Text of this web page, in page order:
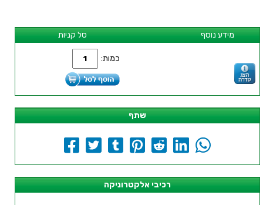
סל קניות מידע נוסף
כמות:
שתף
רכיבי אלקטרוניקה